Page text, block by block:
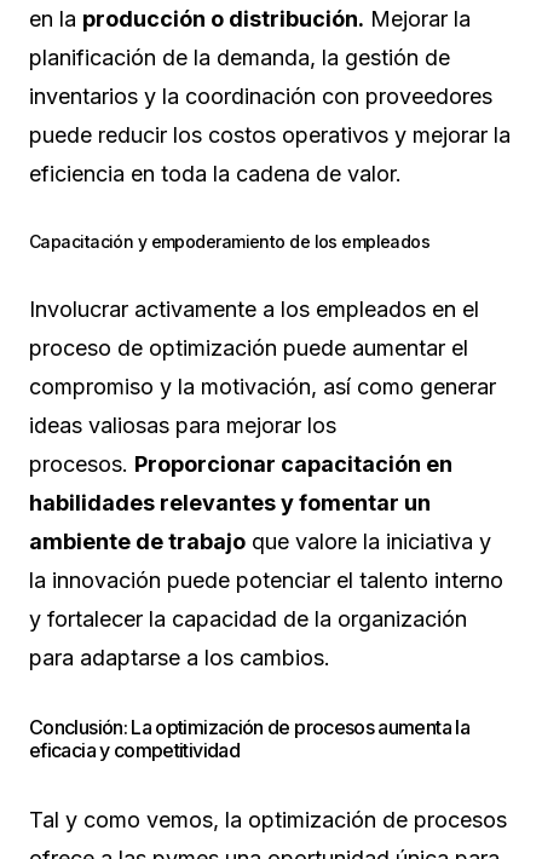
en la producción o distribución. Mejorar la
planificación de la demanda, la gestión de
inventarios y la coordinación con proveedores
puede reducir los costos operativos y mejorar la
eficiencia en toda la cadena de valor.
Capacitación y empoderamiento de los empleados
Involucrar activamente a los empleados en el
proceso de optimización puede aumentar el
compromiso y la motivación, así como generar
ideas valiosas para mejorar los
procesos. Proporcionar capacitación en
habilidades relevantes y fomentar un
ambiente de trabajo que valore la iniciativa y
la innovación puede potenciar el talento interno
y fortalecer la capacidad de la organización
para adaptarse a los cambios.
Conclusión: La optimización de procesos aumenta la
eficacia y competitividad
Tal y como vemos, la optimización de procesos